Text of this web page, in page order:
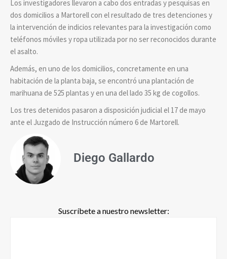
Los investigadores llevaron a cabo dos entradas y pesquisas en
dos domicilios a Martorell con el resultado de tres detenciones y
la intervención de indicios relevantes para la investigación como
teléfonos móviles y ropa utilizada por no ser reconocidos durante
el asalto.
Además, en uno de los domicilios, concretamente en una
habitación de la planta baja, se encontró una plantación de
marihuana de 525 plantas y en una del lado 35 kg de cogollos.
Los tres detenidos pasaron a disposición judicial el 17 de mayo
ante el Juzgado de Instrucción número 6 de Martorell.
Diego Gallardo
Suscríbete a nuestro newsletter: